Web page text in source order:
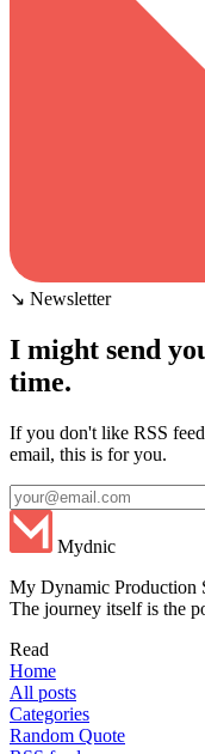
↘ Newsletter
I might send
time.
If you don't like RSS
email, this is for you.
Mydnic
My Dynamic Production
The journey itself is the
Read
Home
All posts
Categories
Random Quote